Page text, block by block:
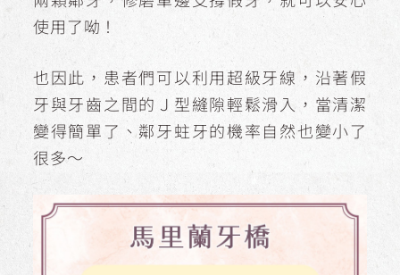
使用了呦！
也因此，患者們可以利用超級牙線，沿著假
牙與牙齒之間的Ｊ型縫隙輕鬆滑入，當清潔
變得簡單了、鄰牙蛀牙的機率自然也變小了
很多～